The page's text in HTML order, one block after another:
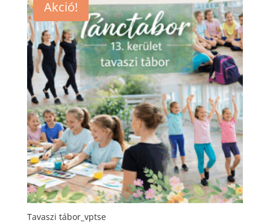
208
600 Ft
Akció!
Tavaszi tábor_vptse